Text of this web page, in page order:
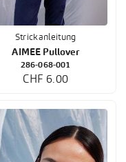
Strickanleitung
AIMEE Pullover
286-068-001
CHF 6.00